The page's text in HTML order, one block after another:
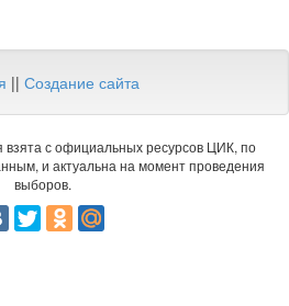
|| Создание сайта
с официальных ресурсов ЦИК, по
и актуальна на момент проведения
выборов.